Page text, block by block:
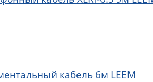
кабель 6м LEEM